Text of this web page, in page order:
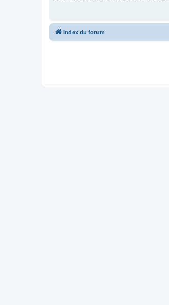
Index du forum